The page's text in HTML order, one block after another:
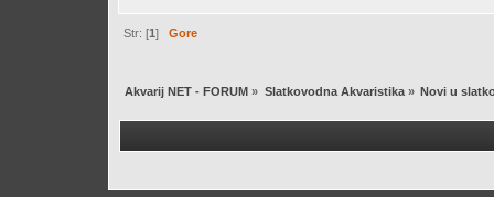
Str: [1]Gore
Akvarij NET - FORUM » Slatkovodna Akvaristika» Novi u